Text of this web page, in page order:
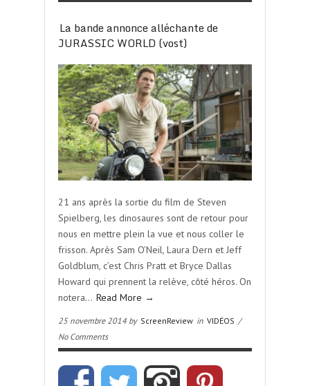
La bande annonce alléchante de
JURASSIC WORLD (vost)
21 ans après la sortie du film de Steven
Spielberg, les dinosaures sont de retour pour
nous en mettre plein la vue et nous coller le
frisson. Après Sam O’Neil, Laura Dern et Jeff
Goldblum, c’est Chris Pratt et Bryce Dallas
Howard qui prennent la relève, côté héros. On
notera… Read More →
25 novembre 2014 by ScreenReview in VIDÉOS /
No Comments